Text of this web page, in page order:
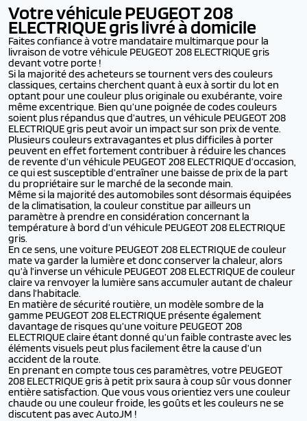
Votre véhicule PEUGEOT 208
ELECTRIQUE gris livré à domicile
Faites confiance à votre mandataire multimarque pour la
livraison de votre véhicule PEUGEOT 208 ELECTRIQUE gris
devant votre porte !
Si la majorité des acheteurs se tournent vers des couleurs
classiques, certains cherchent quant à eux à sortir du lot en
optant pour une couleur plus originale ou exubérante, voire
même excentrique. Bien qu’une poignée de codes couleurs
soient plus répandus que d’autres, un véhicule PEUGEOT 208
ELECTRIQUE gris peut avoir un impact sur son prix de vente.
Plusieurs couleurs extravagantes et plus difficiles à porter
peuvent en effet fortement contribuer à réduire les chances
de revente d’un véhicule PEUGEOT 208 ELECTRIQUE d’occasion,
ce qui est susceptible d’entraîner une baisse de prix de la part
du propriétaire sur le marché de la seconde main.
Même si la majorité des automobiles sont désormais équipées
de la climatisation, la couleur constitue par ailleurs un
paramètre à prendre en considération concernant la
température à bord d’un véhicule PEUGEOT 208 ELECTRIQUE
gris.
En ce sens, une voiture PEUGEOT 208 ELECTRIQUE de couleur
mate va garder la lumière et donc conserver la chaleur, alors
qu’à l’inverse un véhicule PEUGEOT 208 ELECTRIQUE de couleur
claire va renvoyer la lumière sans accumuler autant de chaleur
dans l’habitacle.
En matière de sécurité routière, un modèle sombre de la
gamme PEUGEOT 208 ELECTRIQUE présente également
davantage de risques qu’une voiture PEUGEOT 208
ELECTRIQUE claire étant donné qu’un faible contraste avec les
éléments visuels peut plus facilement être la cause d’un
accident de la route.
En prenant en compte tous ces paramètres, votre PEUGEOT
208 ELECTRIQUE gris à petit prix saura à coup sûr vous donner
entière satisfaction. Que vous vous orientiez vers une couleur
chaude ou une couleur froide, les goûts et les couleurs ne se
discutent pas avec AutoJM !